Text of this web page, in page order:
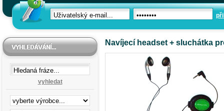
vyhledat
Navíjecí headset + sluchátka